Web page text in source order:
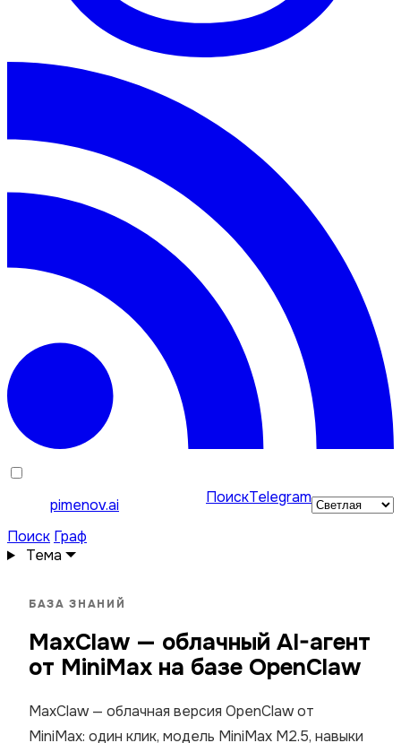
pimenov.ai ПоискTelegram
Поиск Граф
Тема
БАЗА ЗНАНИЙ
MaxClaw — облачный AI-агент
от MiniMax на базе OpenClaw
MaxClaw — облачная версия OpenClaw от
MiniMax: один клик, модель MiniMax M2.5, навыки